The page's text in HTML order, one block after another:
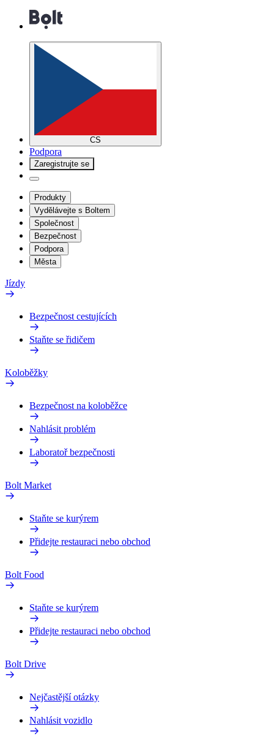
CS
Podpora
Zaregistrujte se
Produkty
Vydělávejte s Boltem
Společnost
Bezpečnost
Podpora
Města
Jízdy
Bezpečnost cestujících
Staňte se řidičem
Koloběžky
Bezpečnost na koloběžce
Nahlásit problém
Laboratoř bezpečnosti
Bolt Market
Staňte se kurýrem
Přidejte restauraci nebo obchod
Bolt Food
Staňte se kurýrem
Přidejte restauraci nebo obchod
Bolt Drive
Nejčastější otázky
Nahlásit vozidlo